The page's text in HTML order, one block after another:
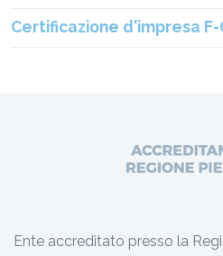
Certificazione d'impresa F-
Ente accreditato presso la